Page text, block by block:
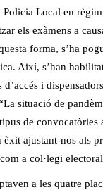
Policia Local en
els exàmens a
forma, s’ha
Així, s’han
d’accés i
situació de
de convocatòries
èxit ajustant-nos als
a col·legi
a les quatre